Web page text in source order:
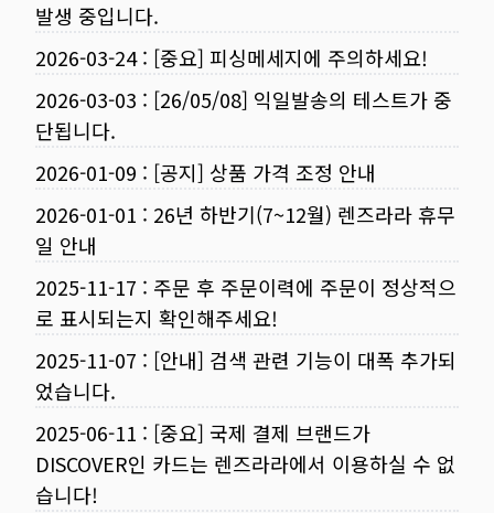
발생 중입니다.
2026-03-24: [중요] 피싱메세지에 주의하세요!
2026-03-03 : [26/05/08] 익일발송의 테스트가 중
단됩니다.
2026-01-09 : [공지] 상품 가격 조정 안내
2026-01-01 : 26년 하반기(7~12월) 렌즈라라 휴무
일 안내
2025-11-17 : 주문 후 주문이력에 주문이 정상적으
로 표시되는지 확인해주세요!
2025-11-07 : [안내] 검색 관련 기능이 대폭 추가되
었습니다.
2025-06-11 : [중요] 국제 결제 브랜드가
DISCOVER인 카드는 렌즈라라에서 이용하실 수 없
습니다!